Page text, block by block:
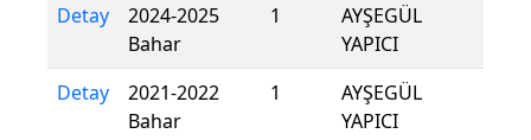
Detay
2024-2025
Bahar
1
AYŞEGÜL
YAPICI
Detay
2021-2022
Bahar
1
AYŞEGÜL
YAPICI